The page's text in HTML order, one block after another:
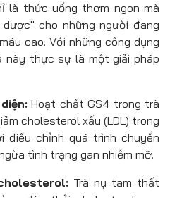
là thức uống thơm ngon mà
cho những người đang
cao. Với những công dụng
thực sự là một giải pháp
Hoạt chất GS4 trong trà
cholesterol xấu (LDL) trong
điều chỉnh quá trình chuyển
tình trạng gan nhiễm mỡ.
Trà nụ tam thất